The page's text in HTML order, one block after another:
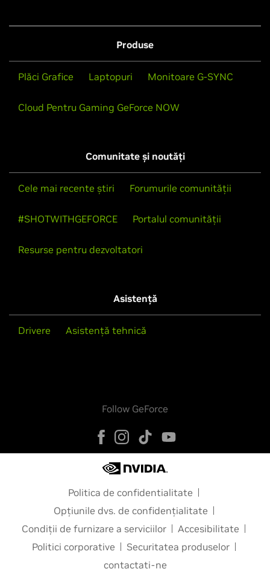
Produse
Plăci Grafice Laptopuri Monitoare G-SYNC
Cloud Pentru Gaming GeForce NOW
Comunitate și noutăți
Cele mai recente știri Forumurile comunității
#SHOTWITHGEFORCE Portalul comunității
Resurse pentru dezvoltatori
Asistență
Drivere Asistență tehnică
Follow GeForce
Politica de confidentialitate
Opțiunile dvs. de confidențialitate
Condiții de furnizare a serviciilor
Accesibilitate
Politici corporative
Securitatea produselor
contactați-ne